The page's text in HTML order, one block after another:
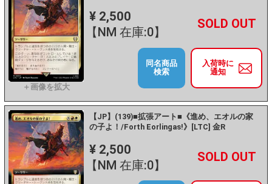
¥ 2,500
【NM 在庫:0】
－ +
入荷時に
通知
同名商品
検索
【JP】(139)■拡張アート■《進め、エオルの家
の子よ！/Forth Eorlingas!》[LTC] 金R
¥ 2,500
【NM 在庫:0】
－ +